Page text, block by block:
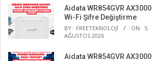
Aidata WR854GVR AX3000
Wi-Fi Şifre Değiştirme
BY: FREETEKNOLOJI ON: 5
AĞUSTOS 2026
Aidata WR854GVR AX3000